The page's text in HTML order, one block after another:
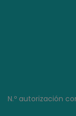
N.º autorización